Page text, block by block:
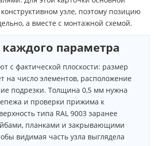
узле, поэтому позицию
а вместе с монтажной схемой.
параметра
с фактической плоскости: размер
на число элементов, расположение
подрезки. Толщина 0,5 мм нужна
и проверки прижима к
типа RAL 9003 заранее
планками и закрывающими
видимая часть узла выглядела